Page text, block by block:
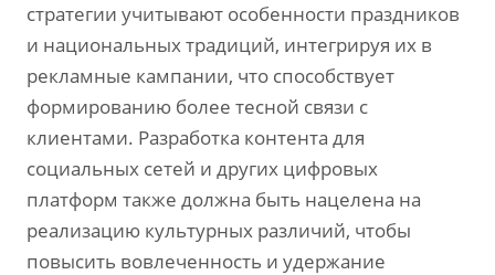
стратегии учитывают особенности праздников
и национальных традиций, интегрируя их в
рекламные кампании, что способствует
формированию более тесной связи с
клиентами. Разработка контента для
социальных сетей и других цифровых
платформ также должна быть нацелена на
реализацию культурных различий, чтобы
повысить вовлеченность и удержание